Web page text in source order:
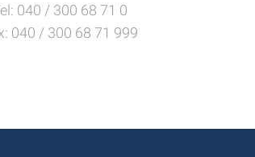
040 / 300 68 71 0
040 / 300 68 71 999